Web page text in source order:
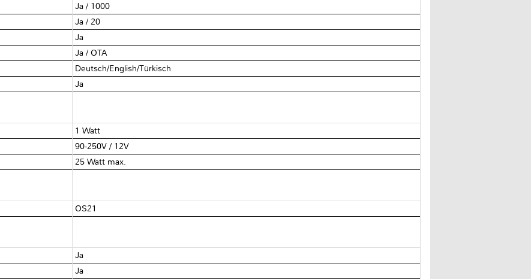
Ja / 1000
Ja / 20
Ja
Ja / OTA
Deutsch/English/Türkisch
Ja
1 Watt
90-250V / 12V
25 Watt max.
OS21
Ja
Ja